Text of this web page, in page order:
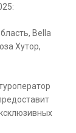
Bella
Хутор,